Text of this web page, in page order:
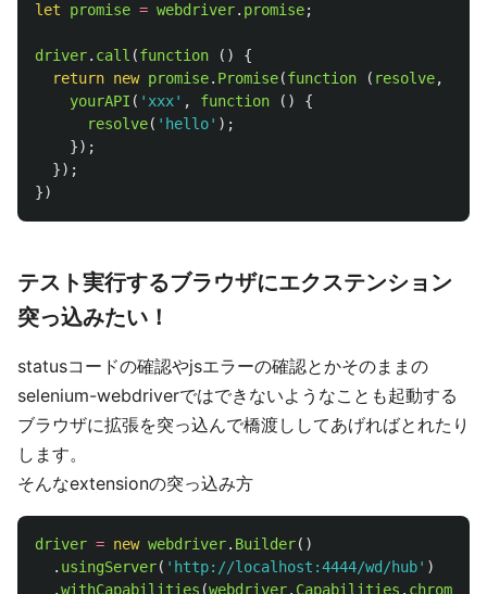
let promise = webdriver. promise;
driver. call (function ()
{
return new promise. Promise(function ( resolve,
yourAPI ( ' xxx' , function ()
{
resolve( ' hello' );
});
});
})
テスト実行するブラウザにエクステンション
突っ込みたい！
statusコードの確認やjsエラーの確認とかそのままの
selenium-webdriverではできないようなことも起動する
ブラウザに拡張を突っ込んで橋渡ししてあげればとれたり
します。
そんなextensionの突っ込み方
driver = new webdriver. Builder()
. usingServer( ' http://localhost:4444/wd/hub' )
.withCapabilities (webdriver. Capabilities . chrome